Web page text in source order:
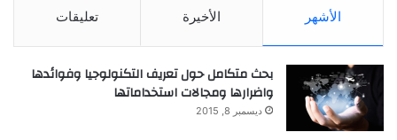
الأشهر الأخيرة تعليقات
بحث متكامل حول تعريف التكنولوجيا وفوائدها
واضرارها ومجالات استخداماتها
ديسمبر 8, 2015